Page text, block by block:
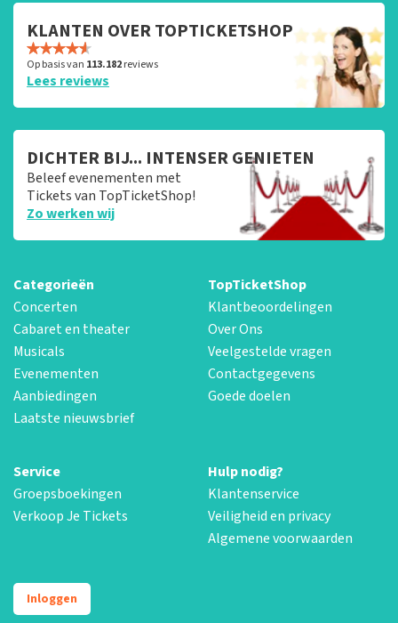
KLANTEN OVER TOPTICKETSHOP
Op basis van 113.182reviews
Lees reviews
DICHTER BIJ... INTENSER GENIETEN
Beleef evenementen met
Tickets van TopTicketShop!
Zo werken wij
Categorieën
Concerten
Cabaret en theater
Musicals
Evenementen
Aanbiedingen
Laatste nieuwsbrief
TopTicketShop
Klantbeoordelingen
Over Ons
Veelgestelde vragen
Contactgegevens
Goede doelen
Service
Groepsboekingen
Verkoop Je Tickets
Hulp nodig?
Klantenservice
Veiligheid en privacy
Algemene voorwaarden
Inloggen